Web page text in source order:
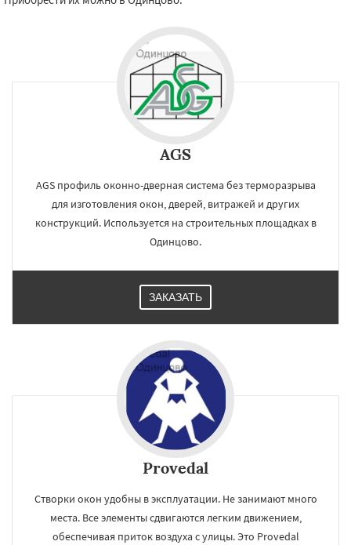
AGS
AGS профиль оконно-дверная система без терморазрыва
для изготовления окон, дверей, витражей и других
конструкций. Используется на строительных площадках в
Одинцово.
ЗАКАЗАТЬ
Provedal
Створки окон удобны в эксплуатации. Не занимают много
места. Все элементы сдвигаются легким движением,
обеспечивая приток воздуха с улицы. Это Provedal